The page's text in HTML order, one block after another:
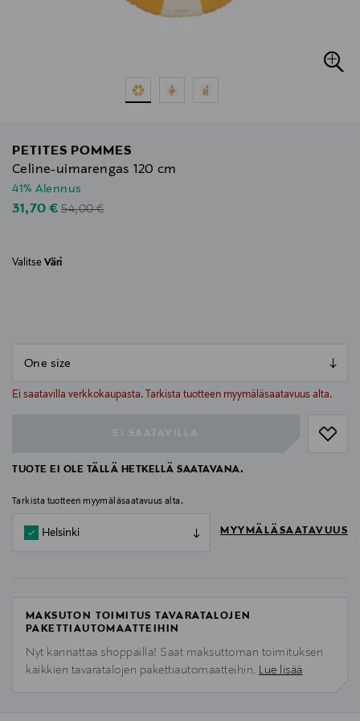
PETITES POMMES
Celine-uimarengas 120 cm
41% Alennus
Discounted Price
31,70 €Original Price
54,00 €
Valitse Väri
Ei saatavilla verkkokaupasta. Tarkista tuotteen myymäläsaatavuus alta.
null
TUOTE EI OLE TÄLLÄ HETKELLÄ SAATAVANA.
Tarkista tuotteen myymäläsaatavuus alta.
Helsinki MYYMÄLÄSAATAVUUS
MAKSUTON TOIMITUS TAVARATALOJEN
PAKETTIAUTOMAATTEIHIN
Nyt kannattaa shoppailla! Saat maksuttoman toimituksen
kaikkien tavaratalojen pakettiautomaatteihin. Lue lisää